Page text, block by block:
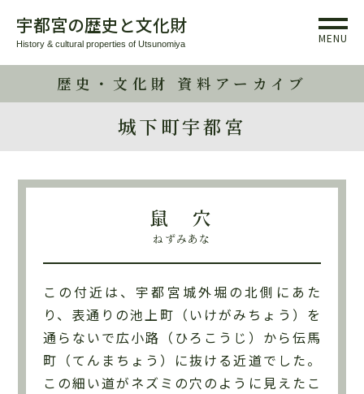
宇都宮の歴史と文化財
History & cultural properties of Utsunomiya MENU
歴史・文化財 資料アーカイブ
城下町宇都宮
鼠 穴
ねずみあな
この付近は、宇都宮城外堀の北側にあた
り、表通りの池上町（いけがみちょう）を
通らないで広小路（ひろこうじ）から伝馬
町（てんまちょう）に抜ける近道でした。
この細い道がネズミの穴のように見えたこ